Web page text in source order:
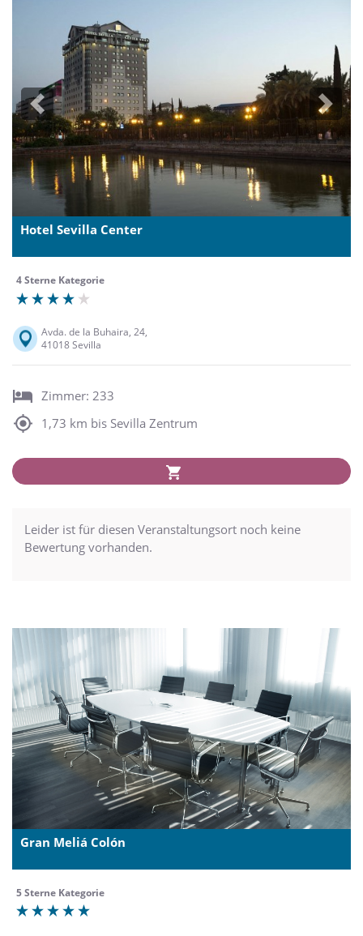
Previous Next
Hotel Sevilla Center
4 Sterne Kategorie
Avda. de la Buhaira, 24,
41018 Sevilla
Zimmer: 233
1,73 km bis Sevilla Zentrum
Leider ist für diesen Veranstaltungsort noch keine
Bewertung vorhanden.
Gran Meliá Colón
5 Sterne Kategorie